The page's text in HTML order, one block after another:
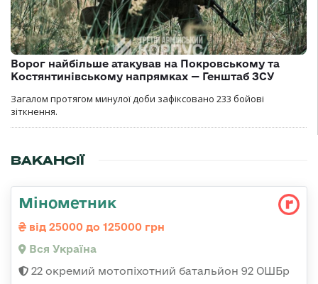
Ворог найбільше атакував на Покровському та
Костянтинівському напрямках — Генштаб ЗСУ
Загалом протягом минулої доби зафіксовано 233 бойові
зіткнення.
ВАКАНСІЇ
Мінометник
від 25000 до 125000 грн
Вся Україна
22 окремий мотопіхотний батальйон 92 ОШБр